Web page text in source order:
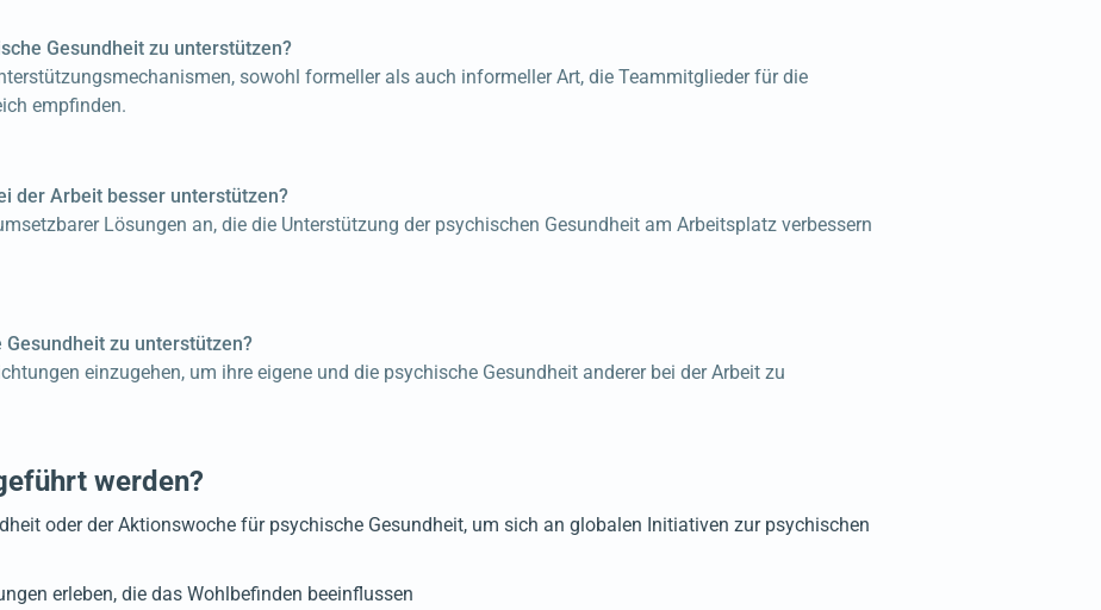
Gesundheit zu unterstützen?
sowohl formeller als auch informeller Art, die Teammitglieder für die
empfinden.
der Arbeit besser unterstützen?
Lösungen an, die die Unterstützung der psychischen Gesundheit am Arbeitsplatz verbessern
zu unterstützen?
einzugehen, um ihre eigene und die psychische Gesundheit anderer bei der Arbeit zu
werden?
oder der Aktionswoche für psychische Gesundheit, um sich an globalen Initiativen zur psychischen
erleben, die das Wohlbefinden beeinflussen